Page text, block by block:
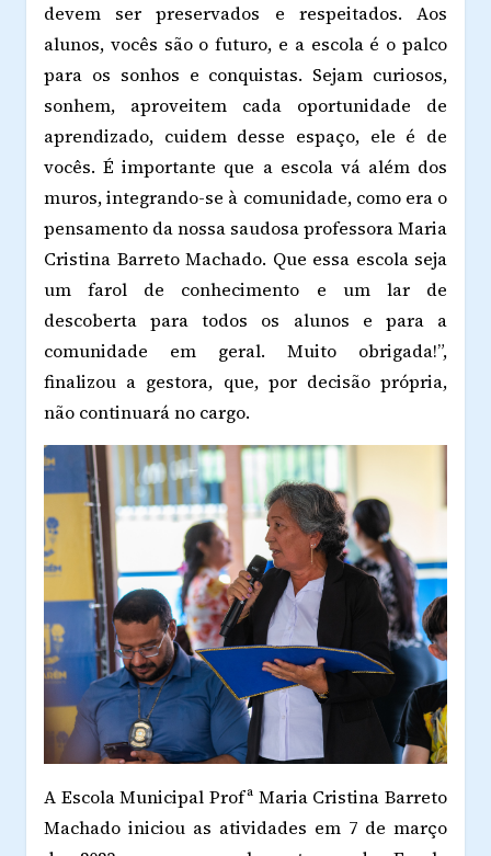
devem ser preservados e respeitados. Aos
alunos, vocês são o futuro, e a escola é o palco
para os sonhos e conquistas. Sejam curiosos,
sonhem, aproveitem cada oportunidade de
aprendizado, cuidem desse espaço, ele é de
vocês. É importante que a escola vá além dos
muros, integrando-se à comunidade, como era o
pensamento da nossa saudosa professora Maria
Cristina Barreto Machado. Que essa escola seja
um farol de conhecimento e um lar de
descoberta para todos os alunos e para a
comunidade em geral. Muito obrigada!”,
finalizou a gestora, que, por decisão própria,
não continuará no cargo.
A Escola Municipal Profª Maria Cristina Barreto
Machado iniciou as atividades em 7 de março